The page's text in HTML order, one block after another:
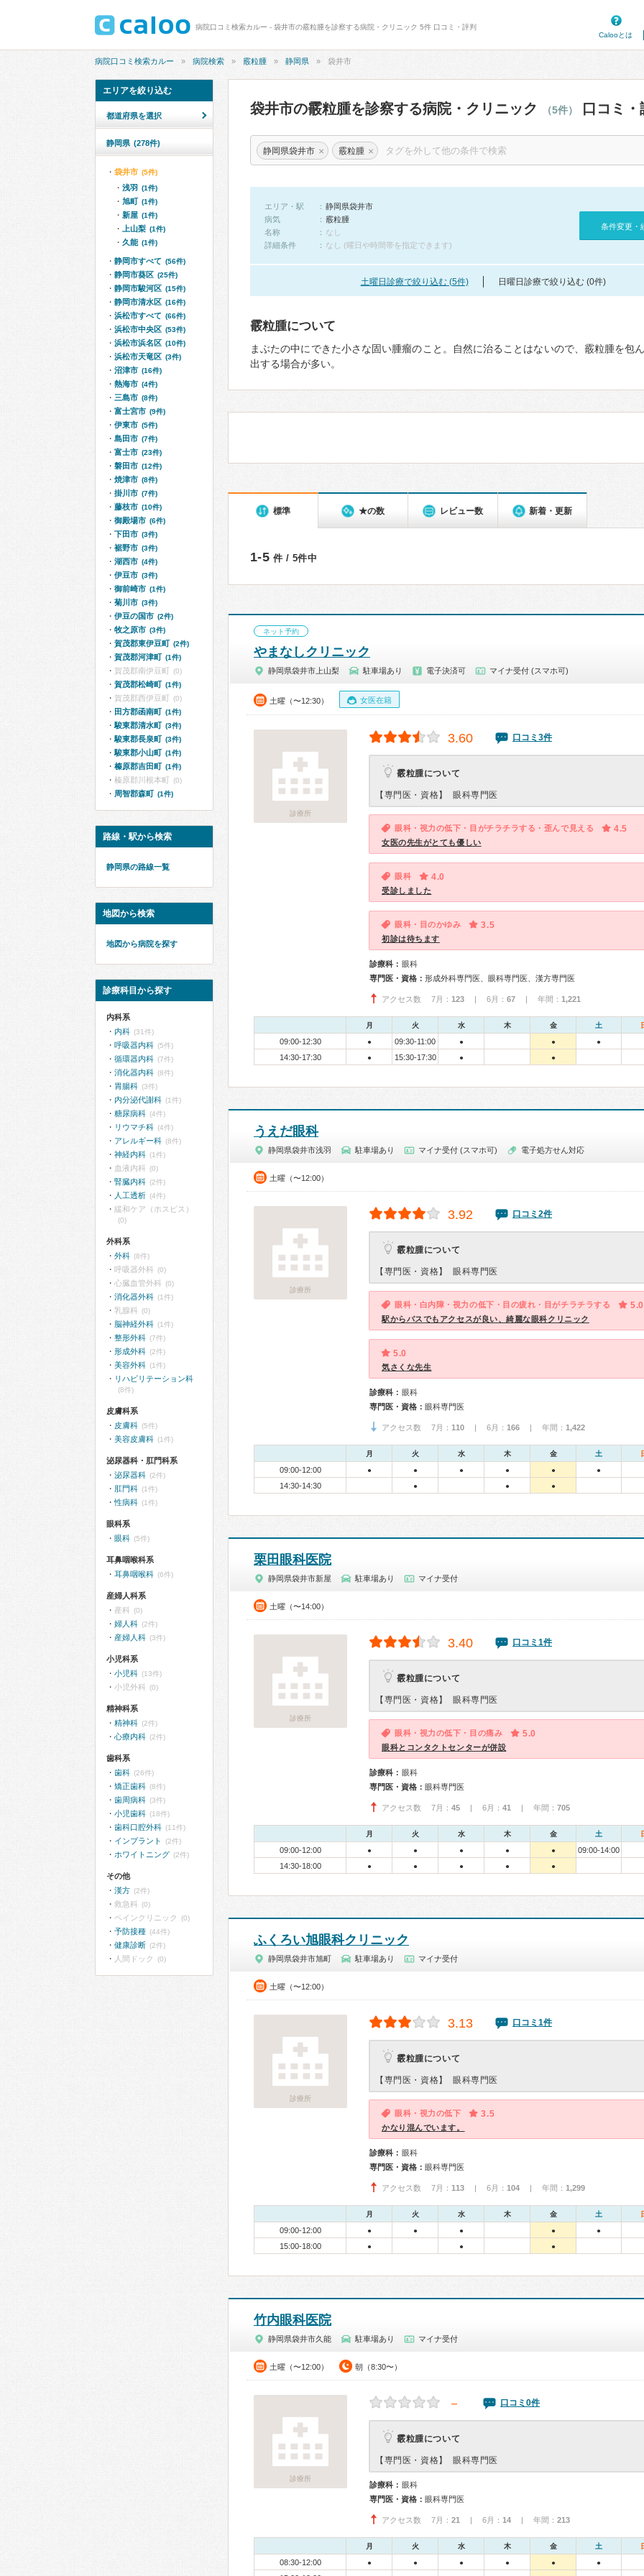
病院口コミ検索カルー - 袋井市の霰粒腫を診察する病院・クリニック 5件 口コミ・評判
Calooとは
病院口コミ検索カルー 病院検索 霰粒腫 静岡県 袋井市
袋井市の霰粒腫を診察する病院・クリニック （5件） 口コミ・
静岡県袋井市 × 霰粒腫 ×
エリア・駅
静岡県袋井市
病気
霰粒腫
名称
なし
詳細条件
なし (曜日や時間帯を指定できます)
条件変更・
土曜日診療で絞り込む (5件) 日曜日診療で絞り込む (0件)
霰粒腫について
まぶたの中にできた小さな固い腫瘤のこと。自然に治ることはないので、霰粒腫を包
出する場合が多い。
標準 ★の数 レビュー数 新着・更新
1-5 件 / 5件中
ネット予約
やまなしクリニック
静岡県袋井市上山梨 駐車場あり 電子決済可 マイナ受付 (スマホ可)
土曜（〜12:30） 女医在籍
診療所
3.60 口コミ3件
霰粒腫について
【専門医・資格】 眼科専門医
眼科・視力の低下・目がチラチラする・歪んで見える 4.5
女医の先生がとても優しい
眼科 4.0
受診しました
眼科・目のかゆみ 3.5
初診は待ちます
診療科： 眼科
専門医・資格： 形成外科専門医、眼科専門医、漢方専門医
アクセス数 7月： 123 | 6月： 67 | 年間： 1,221
月 火 水 木 金 土
09:00-12:30 ● 09:30-11:00 ● ● ●
14:30-17:30 ● 15:30-17:30 ● ●
うえだ眼科
静岡県袋井市浅羽 駐車場あり マイナ受付 (スマホ可) 電子処方せん対応
土曜（〜12:00）
診療所
3.92 口コミ2件
霰粒腫について
【専門医・資格】 眼科専門医
眼科・白内障・視力の低下・目の疲れ・目がチラチラする 5.0
駅からバスでもアクセスが良い、綺麗な眼科クリニック
5.0
気さくな先生
診療科： 眼科
専門医・資格： 眼科専門医
アクセス数 7月： 110 | 6月： 166 | 年間： 1,422
月 火 水 木 金 土
09:00-12:00 ● ● ● ● ● ●
14:30-14:30 ● ● ●
栗田眼科医院
静岡県袋井市新屋 駐車場あり マイナ受付
土曜（〜14:00）
診療所
3.40 口コミ1件
霰粒腫について
【専門医・資格】 眼科専門医
眼科・視力の低下・目の痛み 5.0
眼科とコンタクトセンターが併設
診療科： 眼科
専門医・資格： 眼科専門医
アクセス数 7月： 45 | 6月： 41 | 年間： 705
月 火 水 木 金 土
09:00-12:00 ● ● ● ● ●
09:00-14:00
14:30-18:00
● ● ● ● ●
ふくろい旭眼科クリニック
静岡県袋井市旭町 駐車場あり マイナ受付
土曜（〜12:00）
診療所
3.13 口コミ1件
霰粒腫について
【専門医・資格】 眼科専門医
眼科・視力の低下 3.5
かなり混んでいます。
診療科： 眼科
専門医・資格： 眼科専門医
アクセス数 7月： 113 | 6月： 104 | 年間： 1,299
月 火 水 木 金 土
09:00-12:00 ● ● ● ● ●
15:00-18:00 ● ● ●
竹内眼科医院
静岡県袋井市久能 駐車場あり マイナ受付
土曜（〜12:00） 朝（8:30〜）
診療所
－ 口コミ0件
霰粒腫について
【専門医・資格】 眼科専門医
診療科： 眼科
専門医・資格： 眼科専門医
アクセス数 7月： 21 | 6月： 14 | 年間： 213
月 火 水 木 金 土
08:30-12:00 ● ● ● ● ● ●
エリアを絞り込む
都道府県を選択
静岡県 (278件)
袋井市 (5件)
浅羽 (1件)
旭町 (1件)
新屋 (1件)
上山梨 (1件)
久能 (1件)
静岡市すべて (56件)
静岡市葵区 (25件)
静岡市駿河区 (15件)
静岡市清水区 (16件)
浜松市すべて (66件)
浜松市中央区 (53件)
浜松市浜名区 (10件)
浜松市天竜区 (3件)
沼津市 (16件)
熱海市 (4件)
三島市 (8件)
富士宮市 (9件)
伊東市 (5件)
島田市 (7件)
富士市 (23件)
磐田市 (12件)
焼津市 (8件)
掛川市 (7件)
藤枝市 (10件)
御殿場市 (6件)
下田市 (3件)
裾野市 (3件)
湖西市 (4件)
伊豆市 (3件)
御前崎市 (1件)
菊川市 (3件)
伊豆の国市 (2件)
牧之原市 (3件)
賀茂郡東伊豆町 (2件)
賀茂郡河津町 (1件)
賀茂郡南伊豆町 (0)
賀茂郡松崎町 (1件)
賀茂郡西伊豆町 (0)
田方郡函南町 (1件)
駿東郡清水町 (3件)
駿東郡長泉町 (3件)
駿東郡小山町 (1件)
榛原郡吉田町 (1件)
榛原郡川根本町 (0)
周智郡森町 (1件)
路線・駅から検索
静岡県の路線一覧
地図から検索
地図から病院を探す
診療科目から探す
内科系
内科 (31件)
呼吸器内科 (5件)
循環器内科 (7件)
消化器内科 (8件)
胃腸科 (3件)
内分泌代謝科 (1件)
糖尿病科 (4件)
リウマチ科 (4件)
アレルギー科 (8件)
神経内科 (1件)
血液内科 (0)
腎臓内科 (2件)
人工透析 (4件)
緩和ケア（ホスピス）
(0)
外科系
外科 (8件)
呼吸器外科 (0)
心臓血管外科 (0)
消化器外科 (1件)
乳腺科 (0)
脳神経外科 (1件)
整形外科 (7件)
形成外科 (2件)
美容外科 (1件)
リハビリテーション科
(8件)
皮膚科系
皮膚科 (5件)
美容皮膚科 (1件)
泌尿器科・肛門科系
泌尿器科 (2件)
肛門科 (1件)
性病科 (1件)
眼科系
眼科 (5件)
耳鼻咽喉科系
耳鼻咽喉科 (6件)
産婦人科系
産科 (0)
婦人科 (2件)
産婦人科 (3件)
小児科系
小児科 (13件)
小児外科 (0)
精神科系
精神科 (2件)
心療内科 (2件)
歯科系
歯科 (26件)
矯正歯科 (8件)
歯周病科 (3件)
小児歯科 (18件)
歯科口腔外科 (11件)
インプラント (2件)
ホワイトニング (2件)
その他
漢方 (2件)
救急科 (0)
ペインクリニック (0)
予防接種 (44件)
健康診断 (2件)
人間ドック (0)